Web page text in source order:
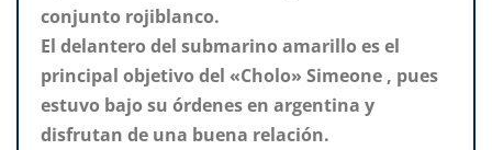
conjunto rojiblanco.
El delantero del submarino amarillo es el
principal objetivo del «Cholo» Simeone , pues
estuvo bajo su órdenes en argentina y
disfrutan de una buena relación.